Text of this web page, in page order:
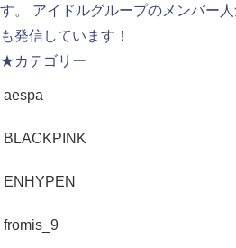
す。 アイドルグループのメンバー
も発信しています！
★カテゴリー
aespa
BLACKPINK
ENHYPEN
fromis_9